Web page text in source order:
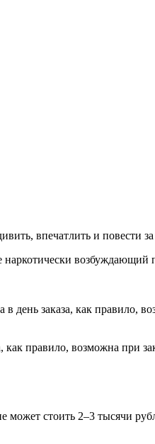
впечатлить и повести
возбуждающий
заказа, как правило,
как правило, возможна при
может стоить 2–3 тысячи